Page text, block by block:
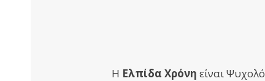
Η Ελπίδα Χρόνη είναι